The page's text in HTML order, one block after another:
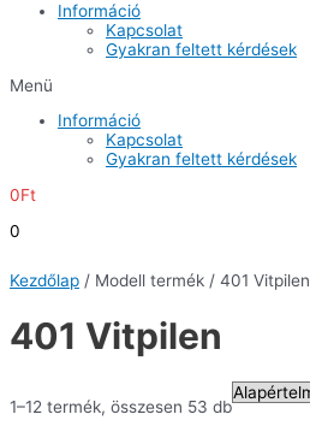
Információ
Kapcsolat
Gyakran feltett kérdések
Menü
Információ
Kapcsolat
Gyakran feltett kérdések
0Ft
0
Kezdőlap / Modell termék / 401 Vitpilen
401 Vitpilen
1–12 termék, összesen 53 db